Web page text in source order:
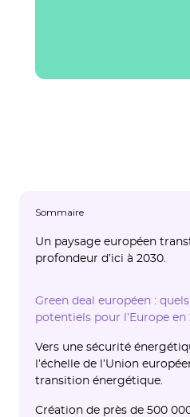
Sommaire
Un paysage européen
profondeur d’ici à 2030.
d'énergie.
Industrie verte
Green deal européen :
potentiels pour l’Europe en
Vers une sécurité
l’échelle de l’Union
transition énergétique.
‍Création de près de 500